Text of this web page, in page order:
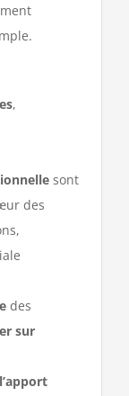
,
sont
des
des
sur
l’apport